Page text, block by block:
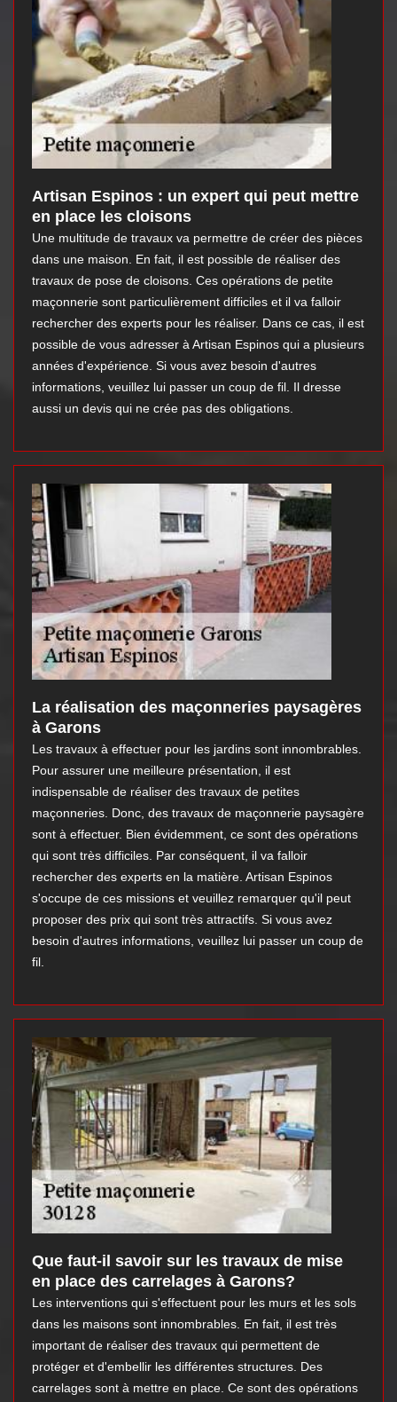
Artisan Espinos : un expert qui peut mettre
en place les cloisons
Une multitude de travaux va permettre de créer des pièces
dans une maison. En fait, il est possible de réaliser des
travaux de pose de cloisons. Ces opérations de petite
maçonnerie sont particulièrement difficiles et il va falloir
rechercher des experts pour les réaliser. Dans ce cas, il est
possible de vous adresser à Artisan Espinos qui a plusieurs
années d'expérience. Si vous avez besoin d'autres
informations, veuillez lui passer un coup de fil. Il dresse
aussi un devis qui ne crée pas des obligations.
La réalisation des maçonneries paysagères
à Garons
Les travaux à effectuer pour les jardins sont innombrables.
Pour assurer une meilleure présentation, il est
indispensable de réaliser des travaux de petites
maçonneries. Donc, des travaux de maçonnerie paysagère
sont à effectuer. Bien évidemment, ce sont des opérations
qui sont très difficiles. Par conséquent, il va falloir
rechercher des experts en la matière. Artisan Espinos
s'occupe de ces missions et veuillez remarquer qu'il peut
proposer des prix qui sont très attractifs. Si vous avez
besoin d'autres informations, veuillez lui passer un coup de
fil.
Que faut-il savoir sur les travaux de mise
en place des carrelages à Garons?
Les interventions qui s'effectuent pour les murs et les sols
dans les maisons sont innombrables. En fait, il est très
important de réaliser des travaux qui permettent de
protéger et d'embellir les différentes structures. Des
carrelages sont à mettre en place. Ce sont des opérations